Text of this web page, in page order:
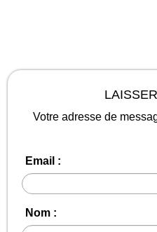
Votre adresse de
Email :
Nom :